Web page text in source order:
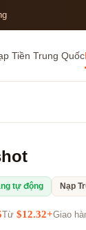
Tiền Trung Quốc
tự động Nạp
Từ $12.32+Giao